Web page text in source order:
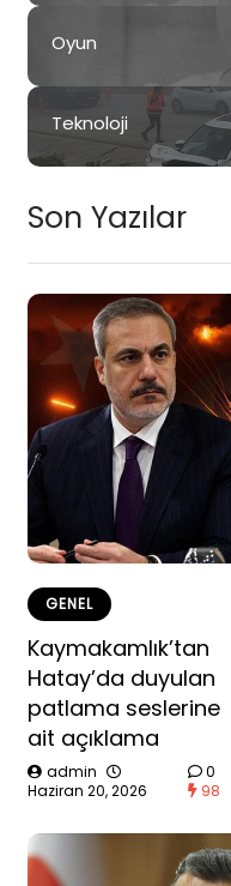
Oyun
Teknoloji
Son Yazılar
GENEL
Kaymakamlık’tan
Hatay’da duyulan
patlama seslerine
ait açıklama
admin
Haziran 20, 2026
0
98